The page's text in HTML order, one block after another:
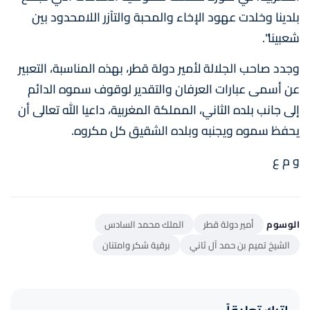
بلدينا وخلدت عهود الإخاء والمحبة والتآزر اللامحدود بين
شعبينا".
وجدد صاحب الجلالة لأمير دولة قطر، بهذه المناسبة، التعبير
عن أسمى عبارات العرفان والتقدير لوقوف سموه الدائم
إلى جانب بلده الثاني، المملكة المغربية، داعيا الله تعالى أن
يحفظ سموه ويجنبه وبلده الشقيق كل مكروه.
و م ع
الوسوم أمير دولة قطر
الملك محمد السادس
الشيخ تميم بن حمد آل ثاني
برقية شكر وامتنان